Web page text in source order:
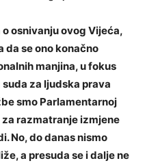
osnivanju ovog Vijeća,
da se ono konačno
manjina, u fokus
za ljudska prava
smo Parlamentarnoj
razmatranje izmjene
No, do danas nismo
a presuda se i dalje ne